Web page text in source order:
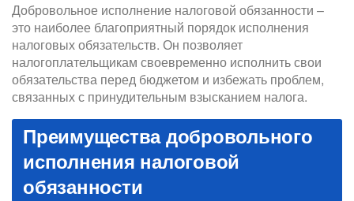
Добровольное исполнение налоговой обязанности –
это наиболее благоприятный порядок исполнения
налоговых обязательств. Он позволяет
налогоплательщикам своевременно исполнить свои
обязательства перед бюджетом и избежать проблем,
связанных с принудительным взысканием налога.
Преимущества добровольного
исполнения налоговой
обязанности